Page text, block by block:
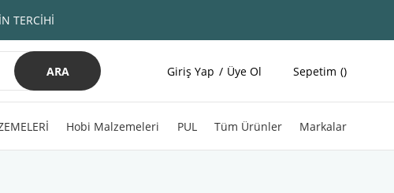
TERCİHİ
ARA Giriş Yap Üye Ol Sepetim
Hobi Malzemeleri PUL Tüm Ürünler Markalar